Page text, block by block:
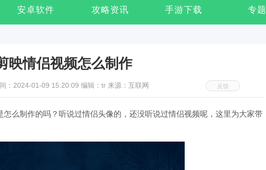
安卓软件 攻略资讯 手游下载 专题
映情侣视频怎么制作
：2024-01-09 15:20:09 编辑：tr 来源：互联网
么制作的吗？听说过情侣头像的，还没听说过情侣视频呢，这里为大家带
反馈